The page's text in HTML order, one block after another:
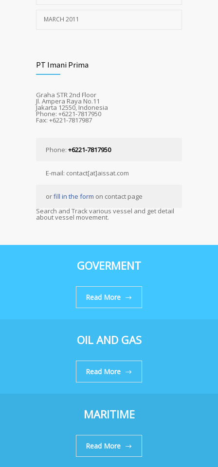
MARCH 2011
PT Imani Prima
Graha STR 2nd Floor
Jl. Ampera Raya No.11
Jakarta 12550, Indonesia
Phone: +6221-7817950
Fax: +6221-7817987
Phone: +6221-7817950
E-mail: contact[at]aissat.com
orfill in the form on contact page
Search and Track various vessel and get detail
about vessel movement.
GOVERMENT
Read More
OIL AND GAS
Read More
MARITIME
Read More